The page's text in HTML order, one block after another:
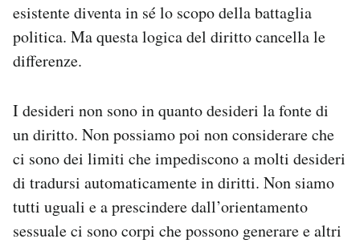
esistente diventa in sé lo scopo della battaglia
politica. Ma questa logica del diritto cancella le
differenze.
I desideri non sono in quanto desideri la fonte di
un diritto. Non possiamo poi non considerare che
ci sono dei limiti che impediscono a molti desideri
di tradursi automaticamente in diritti. Non siamo
tutti uguali e a prescindere dall’orientamento
sessuale ci sono corpi che possono generare e altri